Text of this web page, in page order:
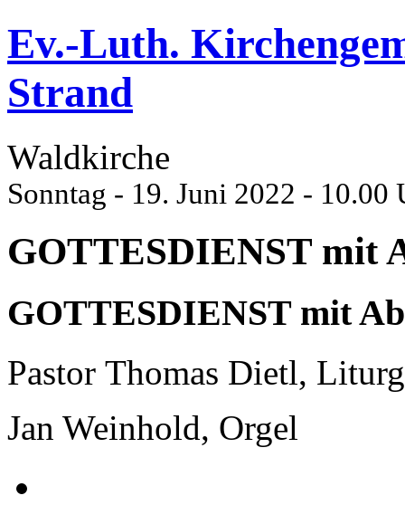
Ev.-Luth.
Strand
Waldkirche
Sonntag - 19. Juni 2022 - 10.00
GOTTESDIENST mit
GOTTESDIENST mit
Pastor Thomas Dietl,
Jan Weinhold, Orgel